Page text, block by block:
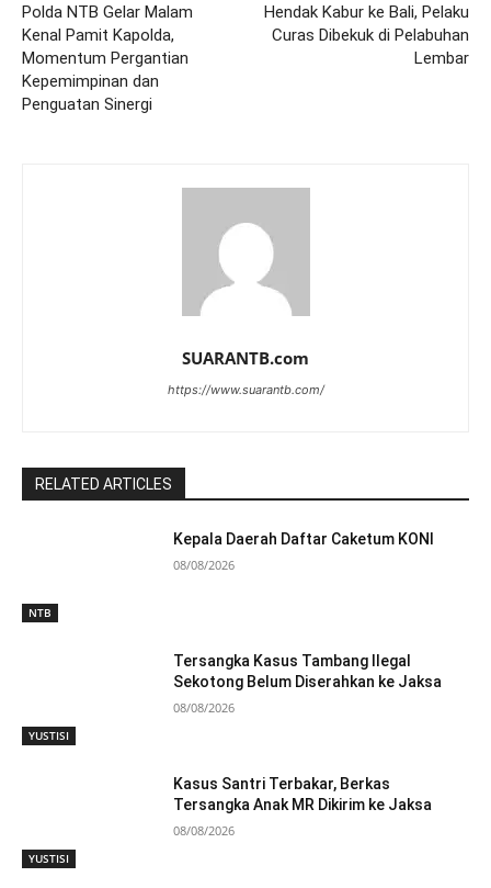
Polda NTB Gelar Malam
Kenal Pamit Kapolda,
Momentum Pergantian
Kepemimpinan dan
Penguatan Sinergi
Hendak Kabur ke Bali, Pelaku
Curas Dibekuk di Pelabuhan
Lembar
SUARANTB.com
https://www.suarantb.com/
RELATED ARTICLES
NTB
Kepala Daerah Daftar Caketum KONI
08/08/2026
YUSTISI
Tersangka Kasus Tambang Ilegal
Sekotong Belum Diserahkan ke Jaksa
08/08/2026
YUSTISI
Kasus Santri Terbakar, Berkas
Tersangka Anak MR Dikirim ke Jaksa
08/08/2026